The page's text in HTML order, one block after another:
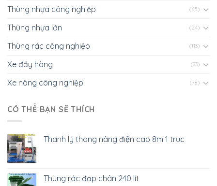
Thùng nhựa công nghiệp (65)
Thùng nhựa lớn (24)
Thùng rác công nghiệp (113)
Xe đẩy hàng (33)
Xe nâng công nghiệp (78)
CÓ THỂ BẠN SẼ THÍCH
Thanh lý thang nâng điện cao 8m 1 trục
Thùng rác đạp chân 240 lít